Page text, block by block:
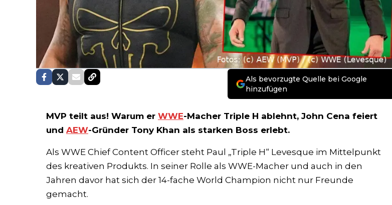
Als bevorzugte Quelle bei Google
hinzufügen
MVP teilt aus! Warum er WWE-Macher Triple H ablehnt, John Cena feiert
und AEW-Gründer Tony Khan als starken Boss erlebt.
Als WWE Chief Content Officer steht Paul „Triple H“ Levesque im Mittelpunkt
des kreativen Produkts. In seiner Rolle als WWE-Macher und auch in den
Jahren davor hat sich der 14-fache World Champion nicht nur Freunde
gemacht.